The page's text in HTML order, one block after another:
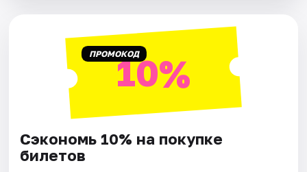
ПРОМОКОД10%
Сэкономь 10% на покупке
билетов